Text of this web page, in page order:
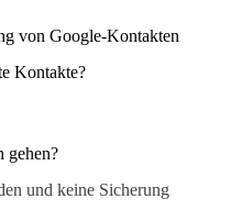
von Google-Kontakten
Kontakte?
gehen?
und keine Sicherung